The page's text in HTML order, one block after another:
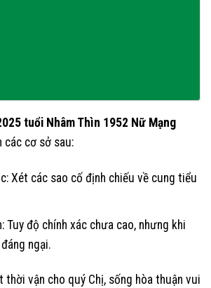
tuổi Nhâm Thìn 1952 Nữ Mạng
cơ sở sau:
Xét các sao cố định chiếu về cung tiểu
Tuy độ chính xác chưa cao, nhưng khi
ngại.
thời vận cho quý Chị, sống hòa thuận vui